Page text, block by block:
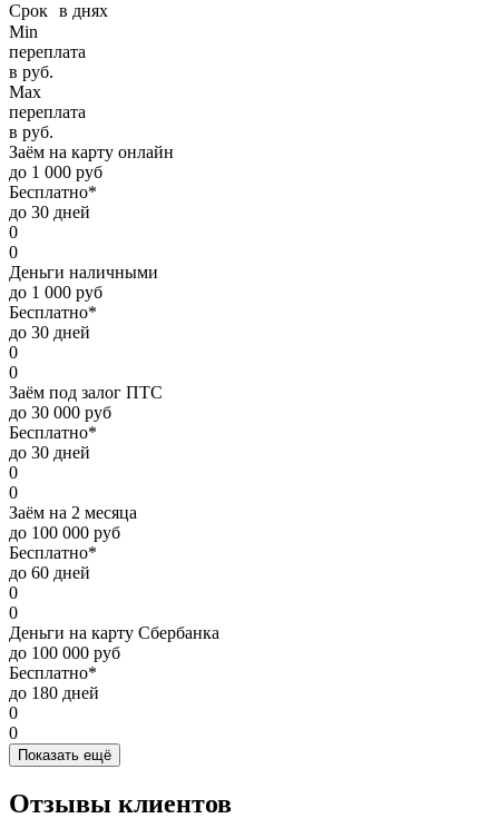
Срок в днях
Min
переплата
в руб.
Max
переплата
в руб.
Заём на карту онлайн
до 1 000 руб
Бесплатно*
до 30 дней
0
0
Деньги наличными
до 1 000 руб
Бесплатно*
до 30 дней
0
0
Заём под залог ПТС
до 30 000 руб
Бесплатно*
до 30 дней
0
0
Заём на 2 месяца
до 100 000 руб
Бесплатно*
до 60 дней
0
0
Деньги на карту Сбербанка
до 100 000 руб
Бесплатно*
до 180 дней
0
0
Показать ещё
Отзывы клиентов